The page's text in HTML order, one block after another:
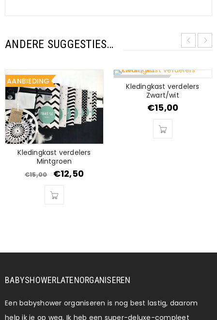
ANDERE SUGGESTIES…
AANBIEDING
Kledingkast verdelers
Mintgroen
€15,00 €12,50
UITVERKOCHT
Kledingkast verdelers
Zwart/wit
€15,00
BABYSHOWERLATENORGANISEREN
Een babyshower organiseren is nog best lastig, daarom
help ik je op weg. Ik heb een super-deluxe-compleet